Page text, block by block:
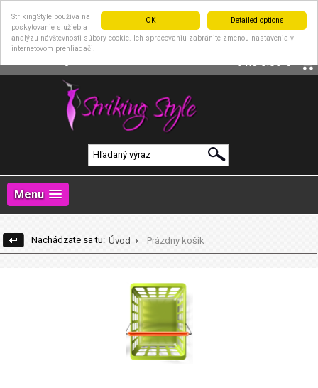
Detailed options
OK
StrikingStyle používa na
poskytovanie služieb a
analýzu návštevnosti súbory cookie. Ich spracovaniu zabránite zmenou nastavenia v
internetovom prehliadači.
0 ks0.00 €
Menu
Nachádzate sa tu: Úvod Prázdny košík